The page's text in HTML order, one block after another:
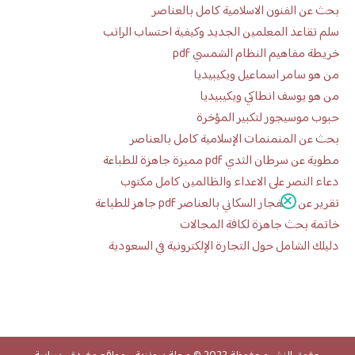
بحث عن الفنون الاسلامية كامل بالعناصر
سلم تقاعد المعلمين الجديد وكيفية احتساب الراتب
خريطة مفاهيم النظام الشمسي pdf
من هو سامر اسماعيل ويكيبيديا
من هو يوسف انطاكي ويكيبيديا
حبوب موسيجور لتكبير المؤخرة
بحث عن المنمنمات الإسلامية كامل بالعناصر
مطوية عن سرطان الثدي pdf مميزة جاهزة للطباعة
دعاء النصر على الاعداء والظالمين كامل مكتوب
تقرير عن الانفجار السكاني بالعناصر pdf جاهز للطباعة
خاتمة بحث جاهزة لكافة المجالات
دليلك الشامل حول التجارة الإلكترونية في السعودية